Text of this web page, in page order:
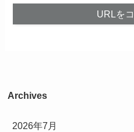
URLを
Archives
2026年7月